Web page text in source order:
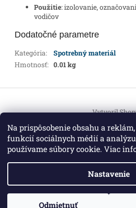
Na prispôsobenie obsahu a
funkcií sociálnych médií a
používame súbory cookie. Viac
Nastavenie
Odmietnuť
ZO ZDRAVOTNÝCH DÔVODOV BUDÚ
Použitie: izolovanie,
vodičov
Dodatočné parametre
Kategória:
Spotrebný materiál
Hmotnosť: 0.01 kg
p
Vytvoril
Copyright 2026HEMI Elektro.
Upraviť nastavenie
Informácie pre